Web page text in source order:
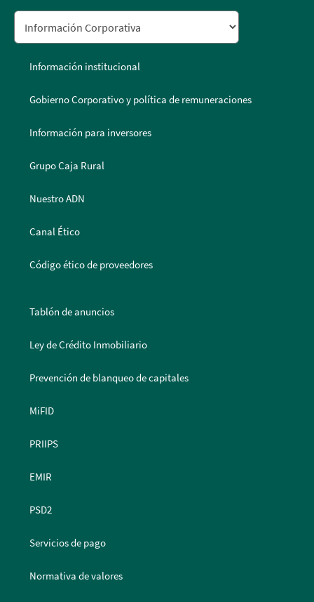
Información institucional
Gobierno Corporativo y política de remuneraciones
Información para inversores
Grupo Caja Rural
Nuestro ADN
Canal Ético
Código ético de proveedores
Tablón de anuncios
Ley de Crédito Inmobiliario
Prevención de blanqueo de capitales
MiFID
PRIIPS
EMIR
PSD2
Servicios de pago
Normativa de valores